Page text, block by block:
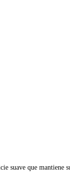
suave que mantiene